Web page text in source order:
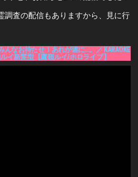
調査の配信もありますから、見に行
んなお待たせ！あれが遂に…。／ KARAOKE
ルイ新髪型【鷹嶺ルイ/ホロライブ】